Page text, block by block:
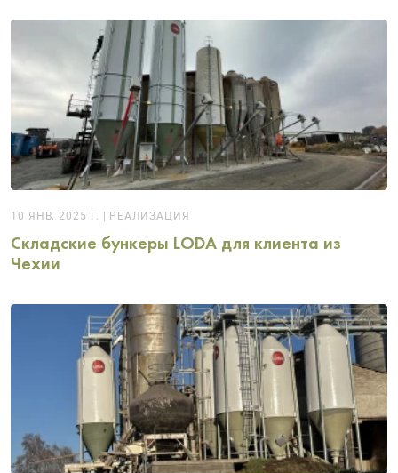
10 ЯНВ. 2025 Г. РЕАЛИЗАЦИЯ
Складские бункеры LODA для клиента из
Чехии